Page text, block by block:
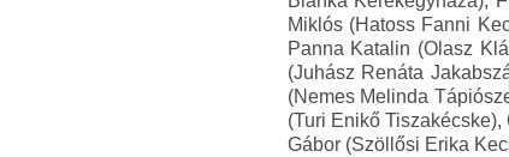
Miklós (Hatoss Fanni
Panna Katalin (Olasz
(Juhász Renáta
(Nemes Melinda
(Turi Enikő
Gábor (Szöllősi Erika